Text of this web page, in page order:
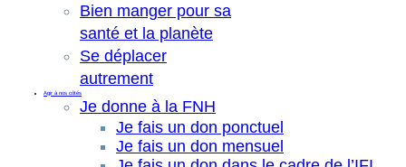
Bien manger pour sa
santé et la planète
Se déplacer
autrement
Agir à nos côtés
Je donne à la FNH
Je fais un don ponctuel
Je fais un don mensuel